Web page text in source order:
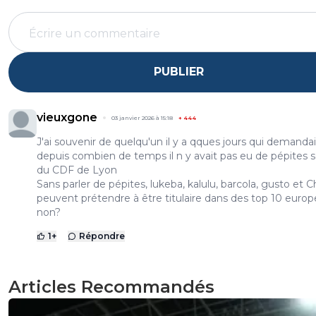
PUBLIER
vieuxgone 03 janvier 2026 à 15:18 + 444
J'ai souvenir de quelqu'un il y a qques jours qui
depuis combien de temps il n y avait pas eu de pépites
du CDF de Lyon
Sans parler de pépites, lukeba, kalulu, barcola, gusto et
peuvent prétendre à être titulaire dans des top 10
non?
1+ Répondre
Articles Recommandés